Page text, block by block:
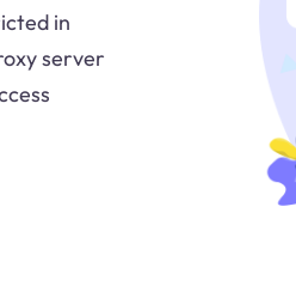
in
server